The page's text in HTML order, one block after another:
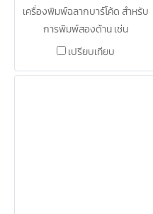
เครื่องพิมพ์ฉลากบาร์โค้ด สำหรับ
การพิมพ์สองด้าน เช่น
อุตสาหกรรมสิ่งทอ
เปรียบเทียบ